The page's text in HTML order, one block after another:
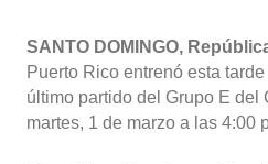
SANTO DOMINGO,
Puerto Rico entrenó esta
último partido del Grupo E
martes, 1 de marzo a las 4:00